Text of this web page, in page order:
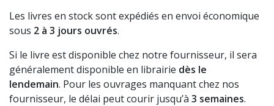
Les livres en stock sont expédiés en envoi économique
sous 2 à 3 jours ouvrés.
Si le livre est disponible chez notre fournisseur, il sera
généralement disponible en librairie dès le
lendemain. Pour les ouvrages manquant chez nos
fournisseur, le délai peut courir jusqu’à 3 semaines.